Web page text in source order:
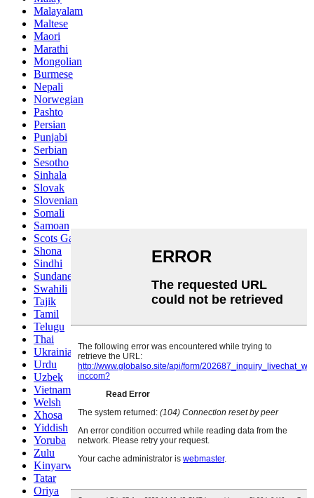
Malayalam
Maltese
Maori
Marathi
Mongolian
Burmese
Nepali
Norwegian
Pashto
Persian
Punjabi
Serbian
Sesotho
Sinhala
Slovak
Slovenian
Somali
Samoan
Scots Gaelic
Shona
Sindhi
Sundanese
Swahili
Tajik
Tamil
Telugu
Thai
Ukrainian
Urdu
Uzbek
Vietnamese
Welsh
Xhosa
Yiddish
Yoruba
Zulu
Kinyarwanda
Tatar
Oriya